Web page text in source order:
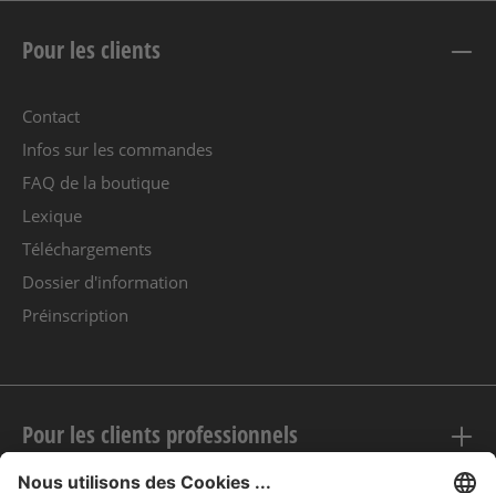
Pour les clients
Contact
Infos sur les commandes
FAQ de la boutique
Lexique
Téléchargements
Dossier d'information
Préinscription
Pour les clients professionnels